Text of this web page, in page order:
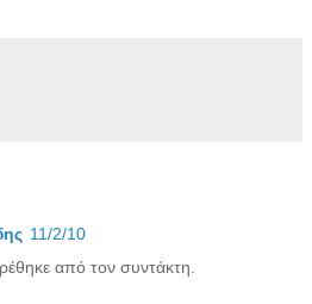
11/2/10
από τον συντάκτη.